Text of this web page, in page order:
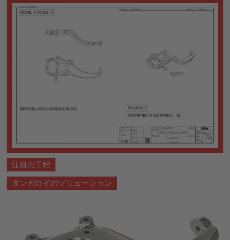
注目の工程
タンガロイのソリューション